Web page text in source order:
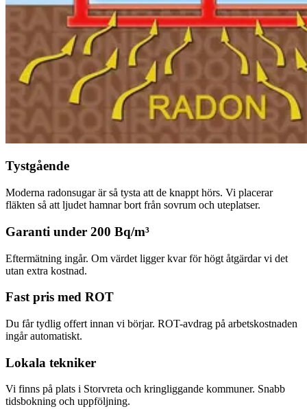
Tystgående
Moderna radonsugar är så tysta att de knappt hörs. Vi placerar
fläkten så att ljudet hamnar bort från sovrum och uteplatser.
Garanti under 200 Bq/m³
Eftermätning ingår. Om värdet ligger kvar för högt åtgärdar vi det
utan extra kostnad.
Fast pris med ROT
Du får tydlig offert innan vi börjar. ROT-avdrag på arbetskostnaden
ingår automatiskt.
Lokala tekniker
Vi finns på plats i Storvreta och kringliggande kommuner. Snabb
tidsbokning och uppföljning.